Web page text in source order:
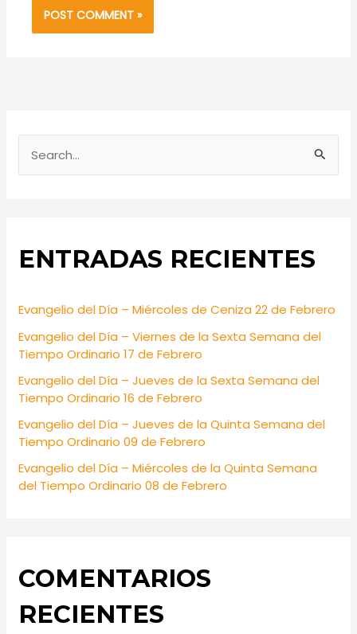
c
r
:
ENTRADAS RECIENTES
Evangelio del Día – Miércoles de Ceniza 22 de Febrero
Evangelio del Día – Viernes de la Sexta Semana del
Tiempo Ordinario 17 de Febrero
Evangelio del Día – Jueves de la Sexta Semana del
Tiempo Ordinario 16 de Febrero
Evangelio del Día – Jueves de la Quinta Semana del
Tiempo Ordinario 09 de Febrero
Evangelio del Día – Miércoles de la Quinta Semana
del Tiempo Ordinario 08 de Febrero
COMENTARIOS
RECIENTES